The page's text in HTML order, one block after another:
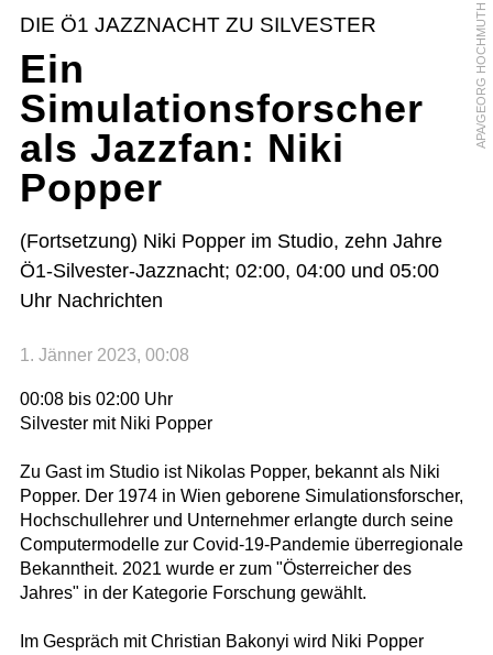
APA/GEORG HOCHMUTH
DIE Ö1 JAZZNACHT ZU SILVESTER
Ein
Simulationsforscher
als Jazzfan: Niki
Popper
(Fortsetzung) Niki Popper im Studio, zehn Jahre
Ö1-Silvester-Jazznacht; 02:00, 04:00 und 05:00
Uhr Nachrichten
1. Jänner 2023, 00:08
00:08 bis 02:00 Uhr
Silvester mit Niki Popper
Zu Gast im Studio ist Nikolas Popper, bekannt als Niki
Popper. Der 1974 in Wien geborene Simulationsforscher,
Hochschullehrer und Unternehmer erlangte durch seine
Computermodelle zur Covid-19-Pandemie überregionale
Bekanntheit. 2021 wurde er zum "Österreicher des
Jahres" in der Kategorie Forschung gewählt.
Im Gespräch mit Christian Bakonyi wird Niki Popper